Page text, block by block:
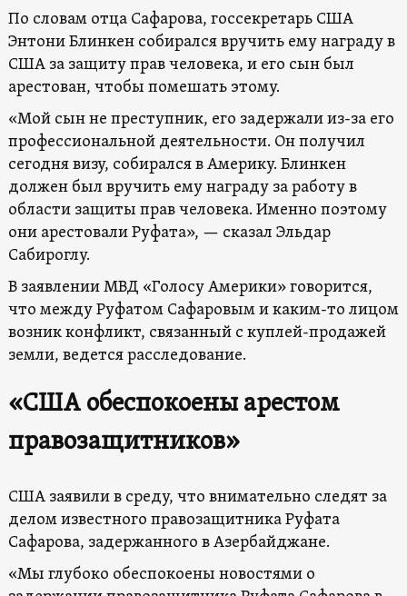
По словам отца Сафарова, госсекретарь США
Энтони Блинкен собирался вручить ему награду в
США за защиту прав человека, и его сын был
арестован, чтобы помешать этому.
«Мой сын не преступник, его задержали из-за его
профессиональной деятельности. Он получил
сегодня визу, собирался в Америку. Блинкен
должен был вручить ему награду за работу в
области защиты прав человека. Именно поэтому
они арестовали Руфата», — сказал Эльдар
Сабироглу.
В заявлении МВД «Голосу Америки» говорится,
что между Руфатом Сафаровым и каким-то лицом
возник конфликт, связанный с куплей-продажей
земли, ведется расследование.
«США обеспокоены арестом
правозащитников»
США заявили в среду, что внимательно следят за
делом известного правозащитника Руфата
Сафарова, задержанного в Азербайджане.
«Мы глубоко обеспокоены новостями о